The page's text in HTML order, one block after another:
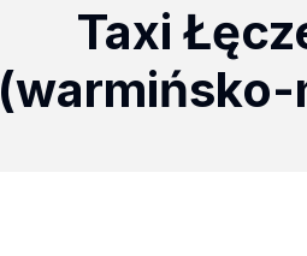
Taxi
(warmińsko-